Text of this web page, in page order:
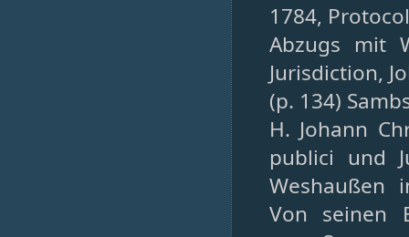
1784,
Abzugs mit
Jurisdiction,
(p. 134)
H. Johann
publici und
Weshaußen
Von seinen